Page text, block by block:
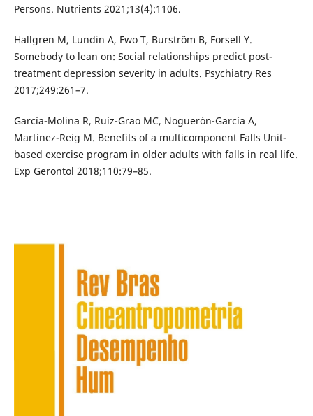
Persons. Nutrients 2021;13(4):1106.
Hallgren M, Lundin A, Fwo T, Burström B, Forsell Y.
Somebody to lean on: Social relationships predict post-
treatment depression severity in adults. Psychiatry Res
2017;249:261–7.
García-Molina R, Ruíz-Grao MC, Noguerón-García A,
Martínez-Reig M. Benefits of a multicomponent Falls Unit-
based exercise program in older adults with falls in real life.
Exp Gerontol 2018;110:79–85.